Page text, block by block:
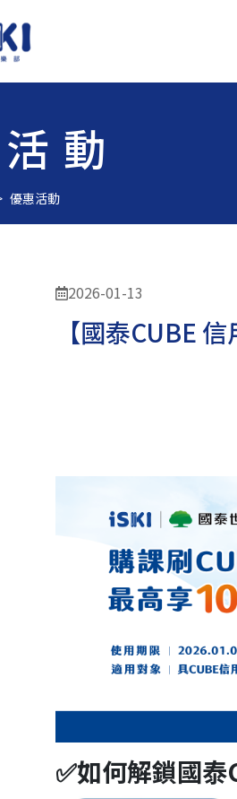
動
優惠活動
2026-01-13
【國泰CUBE
✅如何解鎖國